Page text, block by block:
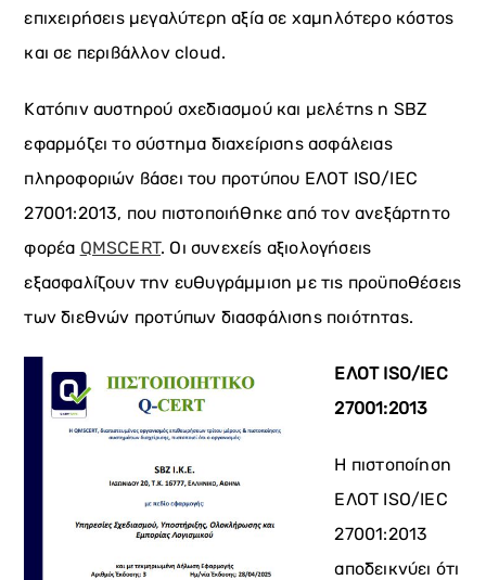
επιχειρήσεις μεγαλύτερη αξία σε χαμηλότερο κόστος
και σε περιβάλλον cloud.
Κατόπιν αυστηρού σχεδιασμού και μελέτης η SBZ
εφαρμόζει τo σύστημα διαχείρισης ασφάλειας
πληροφοριών βάσει του προτύπου ΕΛΟΤ ISO/IEC
27001:2013, που πιστοποιήθηκε από τον ανεξάρτητο
φορέα QMSCERT. Οι συνεχείς αξιολογήσεις
εξασφαλίζουν την ευθυγράμμιση με τις προϋποθέσεις
των διεθνών προτύπων διασφάλισης ποιότητας.
ΕΛΟΤ ISO/IEC
27001:2013
Η πιστοποίηση
ΕΛΟΤ ISO/IEC
27001:2013
αποδεικνύει ότι